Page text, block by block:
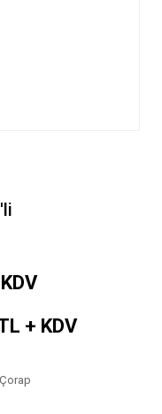
+ KDV